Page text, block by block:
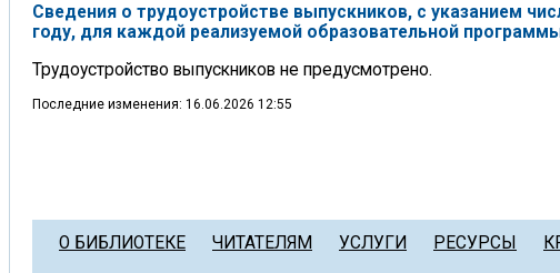
Сведения о трудоустройстве выпускников, с указанием
году, для каждой реализуемой образовательной
Трудоустройство выпускников не предусмотрено.
Последние изменения: 16.06.2026 12:55
О БИБЛИОТЕКЕ ЧИТАТЕЛЯМ УСЛУГИ РЕСУРСЫ